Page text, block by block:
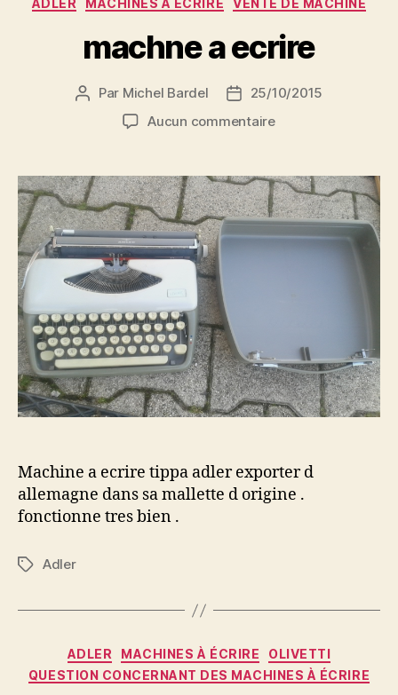
machne a ecrire
Auteur
l’article
Par Michel Bardel
Date
de
25/10/2015
Aucun commentairesur
ecrire
Machine a ecrire tippa adler exporter d
allemagne dans sa mallette d origine .
fonctionne tres bien .
Étiquettes
Adler
Catégories
ADLER MACHINES À ÉCRIRE
OLIVETTI
QUESTION CONCERNANT DES MACHINES À ÉCRIRE